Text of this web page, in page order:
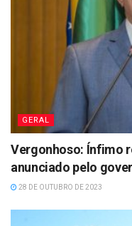
GERAL
Vergonhoso: Ínfimo
anunciado pelo
28 DE OUTUBRO DE 2023